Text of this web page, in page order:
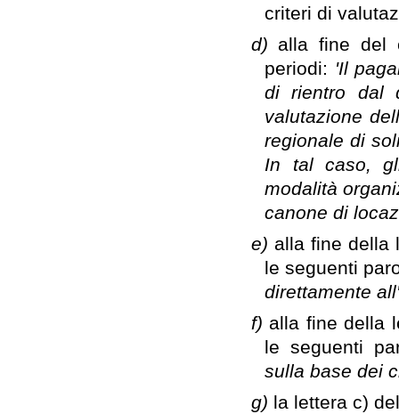
criteri di
d) alla fine del
periodi: 'Il
di rientro dal
valutazione
regionale di
In tal caso,
modalità
canone di
e) alla fine della
le seguenti
direttamente
f) alla fine della
le seguenti
sulla base dei
g) la lettera c)